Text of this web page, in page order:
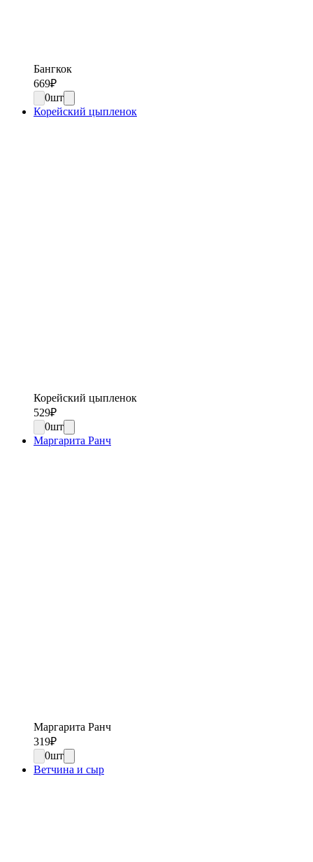
Бангкок
669₽
0шт
Корейский цыпленок
Корейский цыпленок
529₽
0шт
Маргарита Ранч
Маргарита Ранч
319₽
0шт
Ветчина и сыр